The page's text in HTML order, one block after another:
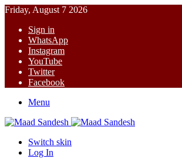
Friday, August 7 2026
Sign in
WhatsApp
Instagram
YouTube
Twitter
Facebook
Menu
Switch skin
Log In